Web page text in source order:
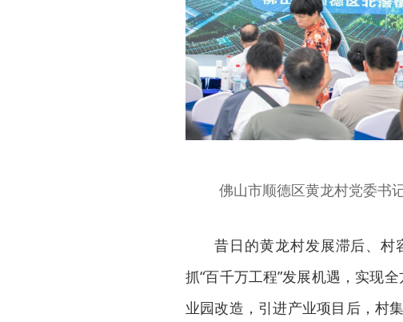
佛山市顺德区黄龙村党委书
昔日的黄龙村发展滞后、
抓“百千万工程”发展机遇，实现
业园改造，引进产业项目后，村